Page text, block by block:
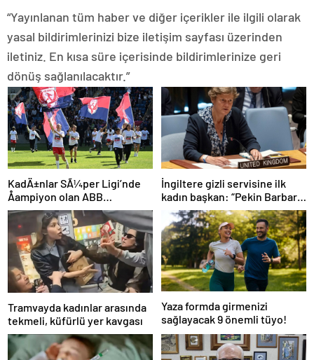
“Yayınlanan tüm haber ve diğer içerikler ile ilgili olarak
yasal bildirimlerinizi bize iletişim sayfası üzerinden
iletiniz. En kısa süre içerisinde bildirimlerinize geri
dönüş sağlanılacaktır.”
KadÄ±nlar SÃ¼per Ligi’nde
Åampiyon olan ABB
Fomget’ten FenerbahÃ§e’ye
gÃ¶nderme
İngiltere gizli servisine ilk
kadın başkan: “Pekin Barbara”
favori aday
Tramvayda kadınlar arasında
tekmeli, küfürlü yer kavgası
Yaza formda girmenizi
sağlayacak 9 önemli tüyo!